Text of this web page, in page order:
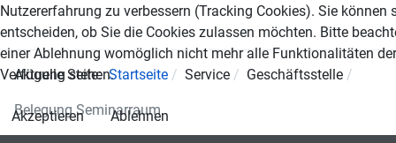
Aktuelle Seite:Startseite Service Geschäftsstelle
Belegung Seminarraum
Nutzererfahrung zu verbessern (Tracking Cookies). Sie können
entscheiden, ob Sie die Cookies zulassen möchten. Bitte
einer Ablehnung womöglich nicht mehr alle Funktionalitäten
Verfügung stehen.
Akzeptieren Ablehnen